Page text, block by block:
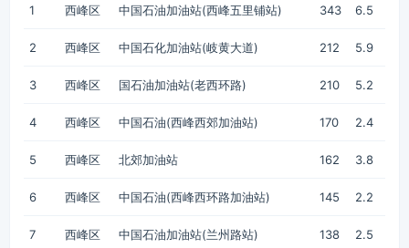
1 西峰区 中国石油加油站(西峰五里铺站) 343 6.5
2 西峰区 中国石化加油站(岐黄大道) 212 5.9
3 西峰区 国石油加油站(老西环路) 210 5.2
4 西峰区 中国石油(西峰西郊加油站) 170 2.4
5 西峰区 北郊加油站 162 3.8
6 西峰区 中国石油(西峰西环路加油站) 145 2.2
7 西峰区 中国石油加油站(兰州路站) 138 2.5